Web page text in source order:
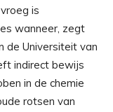
is
wanneer, zegt
de Universiteit van
indirect bewijs
in de chemie
rotsen van